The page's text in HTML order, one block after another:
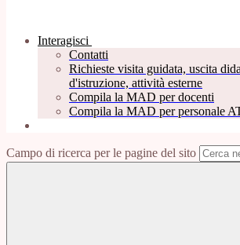
Interagisci
Contatti
Richieste visita guidata, uscita
d'istruzione, attività esterne
Compila la MAD per docenti
Compila la MAD per personale
Campo di ricerca per le pagine del sito